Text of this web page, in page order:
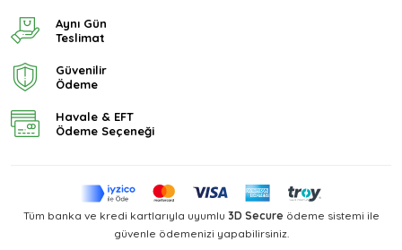
Aynı Gün
Teslimat
Güvenilir
Ödeme
Havale & EFT
Ödeme Seçeneği
Tüm banka ve kredi kartlarıyla uyumlu 3D Secure ödeme sistemi ile
güvenle ödemenizi yapabilirsiniz.